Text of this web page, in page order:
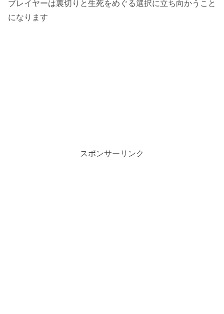
プレイヤーは裏切りと生死をめぐる選択に立ち向かうこと
になります
スポンサーリンク